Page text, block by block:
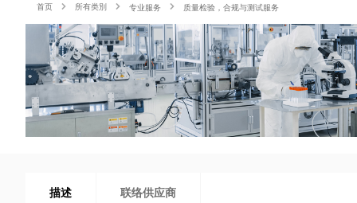
首页
所有类別 专业服务 质量检验，合规与测试服务
描述 联络供应商